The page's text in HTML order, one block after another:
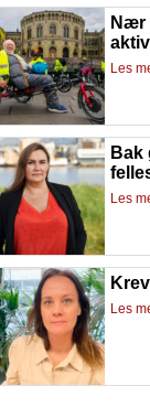
Nær
Les
Bak
Les
Les